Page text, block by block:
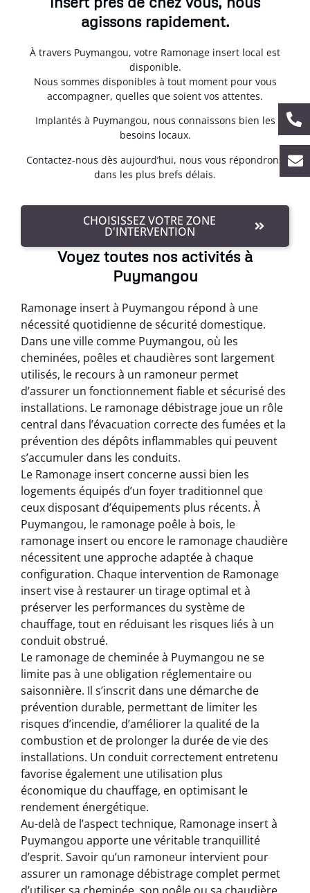
agissons rapidement.
À travers Puymangou, votre Ramonage insert local est
disponible.
Nous sommes disponibles à tout moment pour vous
accompagner, quelles que soient vos attentes.
Implantés à Puymangou, nous connaissons bien les
besoins locaux.
Contactez-nous dès aujourd’hui, nous vous répondrons
dans les plus brefs délais.
CHOISISSEZ VOTRE ZONE
D'INTERVENTION
Voyez toutes nos activités à
Puymangou
Ramonage insert à Puymangou répond à une
nécessité quotidienne de sécurité domestique.
Dans une ville comme Puymangou, où les
cheminées, poêles et chaudières sont largement
utilisés, le recours à un ramoneur permet
d’assurer un fonctionnement fiable et sécurisé des
installations. Le ramonage débistrage joue un rôle
central dans l’évacuation correcte des fumées et la
prévention des dépôts inflammables qui peuvent
s’accumuler dans les conduits.
Le Ramonage insert concerne aussi bien les
logements équipés d’un foyer traditionnel que
ceux disposant d’équipements plus récents. À
Puymangou, le ramonage poêle à bois, le
ramonage insert ou encore le ramonage chaudière
nécessitent une approche adaptée à chaque
configuration. Chaque intervention de Ramonage
insert vise à restaurer un tirage optimal et à
préserver les performances du système de
chauffage, tout en réduisant les risques liés à un
conduit obstrué.
Le ramonage de cheminée à Puymangou ne se
limite pas à une obligation réglementaire ou
saisonnière. Il s’inscrit dans une démarche de
prévention durable, permettant de limiter les
risques d’incendie, d’améliorer la qualité de la
combustion et de prolonger la durée de vie des
installations. Un conduit correctement entretenu
favorise également une utilisation plus
économique du chauffage, en optimisant le
rendement énergétique.
Au-delà de l’aspect technique, Ramonage insert à
Puymangou apporte une véritable tranquillité
d’esprit. Savoir qu’un ramoneur intervient pour
assurer un ramonage débistrage complet permet